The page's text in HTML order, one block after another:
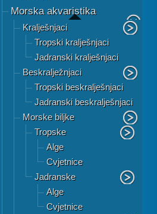
Morska akvaristika
Kralješnjaci
Tropski kralješnjaci
Jadranski kralješnjaci
Beskralježnjaci
Tropski beskralješnjaci
Jadranski beskralješnjaci
Morske biljke
Tropske
Alge
Cvjetnice
Jadranske
Alge
Cvjetnice